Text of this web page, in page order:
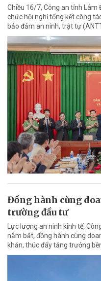
Chiều 16/7, Công an tỉnh Lâm
chức hội nghị tổng kết công
bảo đảm an ninh, trật tự
Đồng hành cùng
trường đầu tư
Lực lượng an ninh kinh tế,
nắm bắt, đồng hành cùng
khăn, thúc đẩy tăng trưởng